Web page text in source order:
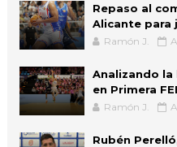
Repaso al
Alicante para
Ramón J.
Analizando
en Primera
Ramón J.
Rubén